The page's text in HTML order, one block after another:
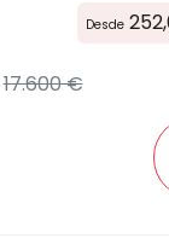
Desde
17.600 €